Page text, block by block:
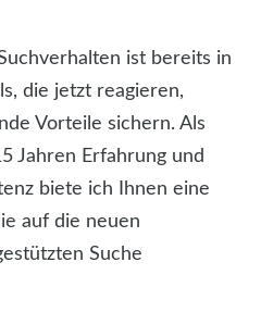
ist bereits in
die jetzt reagieren,
Vorteile sichern. Als
Jahren Erfahrung und
biete ich Ihnen eine
auf die neuen
Suche